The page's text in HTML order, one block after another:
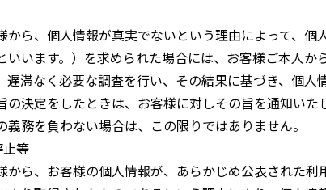
から、個人情報が真実でないという理由によって、
いいます。）を求められた場合には、お客様ご本人
遅滞なく必要な調査を行い、その結果に基づき、個
の決定をしたときは、お客様に対しその旨を通知い
務を負わない場合は、この限りではありません。
等
から、お客様の個人情報が、あらかじめ公表された